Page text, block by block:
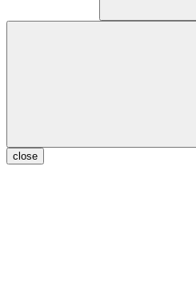
close